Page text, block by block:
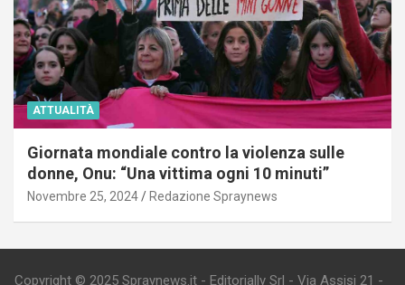
ATTUALITÀ
Giornata mondiale contro la violenza sulle
donne, Onu: “Una vittima ogni 10 minuti”
Novembre 25, 2024 Redazione Spraynews
Copyright © 2025 Spraynews.it - Editorially Srl - Via Assisi 21 -